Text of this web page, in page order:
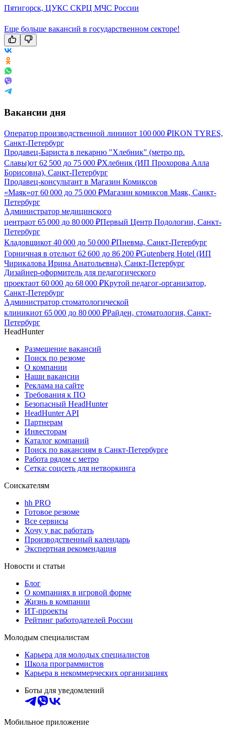
Пятигорск, ЦУКС СКРЦ МЧС России
Еще больше вакансий в государственном секторе!
Вакансии дня
Оператор производственной линииот 100 000 ₽IKON TYRES,
Санкт-Петербург
Продавец-Бариста в пекарню "Хлебник" (метро пр.
Славы)от 62 500 до 75 000 ₽Хлебник (ИП Прохорова Алла
Борисовна), Санкт-Петербург
Продавец-консультант в Магазин Комиксов
«Маяк»от 60 000 до 75 000 ₽Магазин комиксов Маяк, Санкт-
Петербург
Администратор медицинского
центраот 65 000 до 80 000 ₽Первый Центр Подологии, Санкт-
Петербург
Кладовщикот 40 000 до 50 000 ₽Пневма, Санкт-Петербург
Горничная в отельот 62 600 до 86 200 ₽Gutenberg Hotel (ИП
Чирикалова Ирина Анатольевна), Санкт-Петербург
Дизайнер-оформитель для педагогического
проектаот 60 000 до 68 000 ₽Крутой педагог-организатор,
Санкт-Петербург
Администратор стоматологической
клиникиот 65 000 до 80 000 ₽Райден, стоматология, Санкт-
Петербург
HeadHunter
Размещение вакансий
Поиск по резюме
О компании
Наши вакансии
Реклама на сайте
Требования к ПО
Безопасный HeadHunter
HeadHunter API
Партнерам
Инвесторам
Каталог компаний
Поиск по вакансиям в Санкт-Петербурге
Работа рядом с метро
Сетка: соцсеть для нетворкинга
Соискателям
hh PRO
Готовое резюме
Все сервисы
Хочу у вас работать
Производственный календарь
Экспертная рекомендация
Новости и статьи
Блог
О компаниях в игровой форме
Жизнь в компании
ИТ-проекты
Рейтинг работодателей России
Молодым специалистам
Карьера для молодых специалистов
Школа программистов
Карьера в некоммерческих организациях
Боты для уведомлений
Мобильное приложение